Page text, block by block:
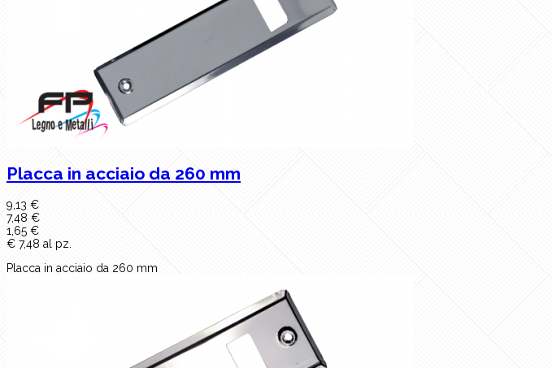
Placca in acciaio da 260 mm
9,13 €
7,48 €
1,65 €
€ 7,48 al pz.
Placca in acciaio da 260 mm